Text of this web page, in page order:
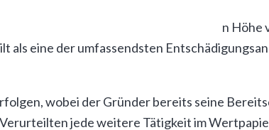
eine vollständige Restitution in Höhe
als eine der umfassendsten
wobei der Gründer bereits seine
jede weitere Tätigkeit im